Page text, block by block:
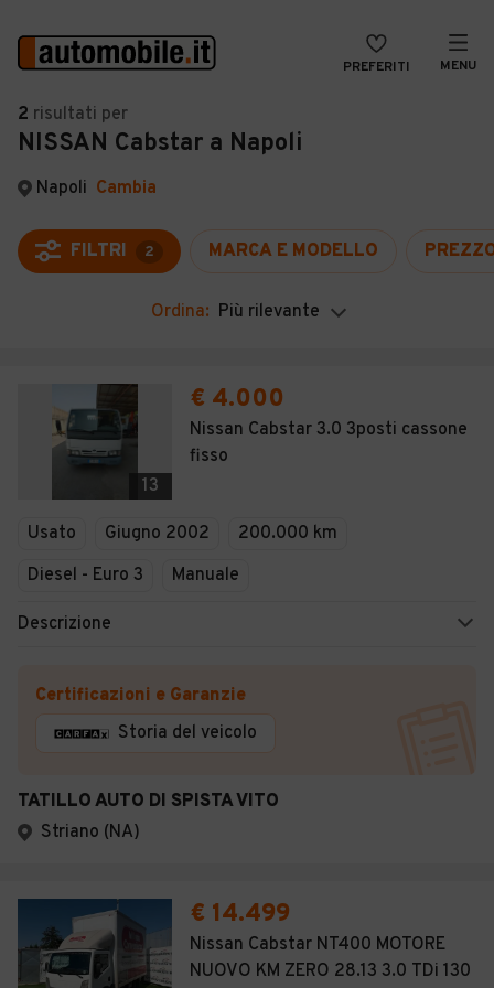
PREFERITI MENU
Auto
Auto usate
Auto Km 0
Auto Nuove
Noleggio a lungo termine
Moto
Camper
Veicoli Commerciali
VENDI
MAGAZINE
ACCEDI
2 risultati per
NISSAN Cabstar a Napoli
Napoli Cambia
FILTRI 2 MARCA E MODELLO
Ordina: Più rilevante
13
€ 4.000
Nissan Cabstar 3.0 3posti cassone
fisso
Usato Giugno 2002
200.000 km
Diesel - Euro 3
Manuale
Descrizione
Certificazioni e Garanzie
Storia del veicolo
TATILLO AUTO DI SPISTA VITO
Striano (NA)
€ 14.499
Nissan Cabstar NT400 MOTORE
NUOVO KM ZERO 28.13 3.0 TDi 130